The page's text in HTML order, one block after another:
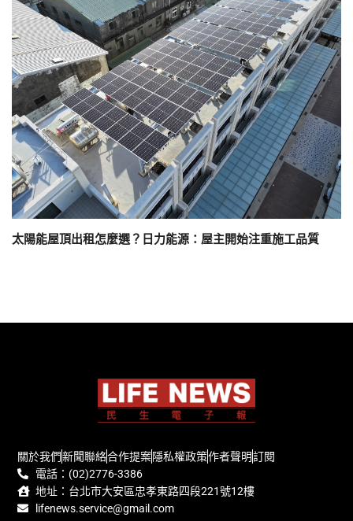
太陽能屋頂出租怎麼選？日力能源：屋主開始注重施工品質
關於我們新聞聯絡合作提案隱私權政策作者聲明訂閱
電話：(02)2776-3386
地址：台北市大安區忠孝東路四段221號12樓
lifenews.service@gmail.com